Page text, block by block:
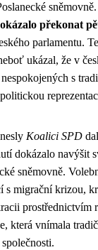
překonat
parlamentu.
ukázal, že v
s
Koalici SPD
dokázalo navýšit
sněmovně.
s migrační krizou,
prostřednictvím
která vnímala